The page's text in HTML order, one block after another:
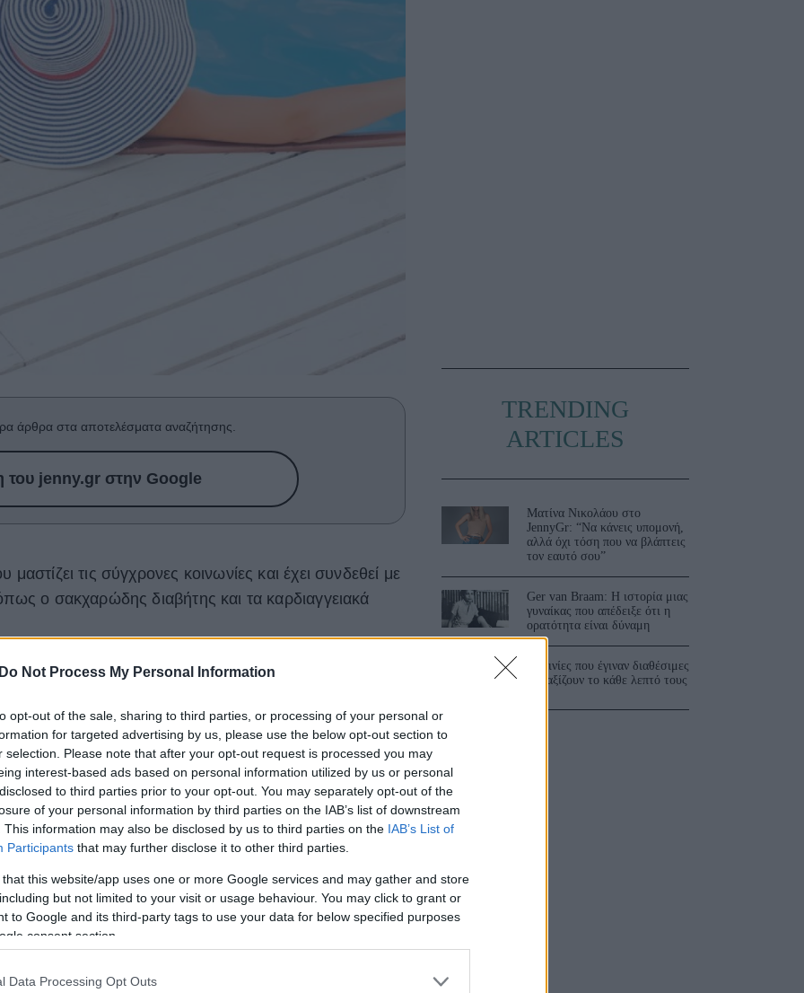
Do Not Process My Personal Information
opt-out of the sale, sharing to third parties, or processing of your personal or
for targeted advertising by us, please use the below opt-out section to
selection. Please note that after your opt-out request is processed you may
interest-based ads based on personal information utilized by us or personal
to third parties prior to your opt-out. You may separately opt-out of the
of your personal information by third parties on the IAB’s list of downstream
This information may also be disclosed by us to third parties on the IAB’s List of
Participants that may further disclose it to other third parties.
that this website/app uses one or more Google services and may gather and store
but not limited to your visit or usage behaviour. You may click to grant or
to Google and its third-party tags to use your data for below specified purposes
consent section.
Data Processing Opt Outs
άρθρα στα αποτελέσματα αναζήτησης.
του jenny.gr στην Google
τις σύγχρονες κοινωνίες και έχει συνδεθεί με
ο σακχαρώδης διαβήτης και τα καρδιαγγειακά
για να βρεθούν οι κατάλληλες μέθοδοι για την
της παχυσαρκίας. Στο πλαίσιο αυτής της
καινούρια διατροφικά προγράμματα. Κάποια
με τις συστάσεις του ΠΟΥ και συνεπώς
TRENDING
ARTICLES
Ματίνα Νικολάου στο
JennyGr: “Να κάνεις υπομονή,
αλλά όχι τόση που να βλάπτεις
τον εαυτό σου”
Ger van Braam: Η ιστορία μιας
γυναίκας που απέδειξε ότι η
ορατότητα είναι δύναμη
3 ταινίες που έγιναν διαθέσιμες
και αξίζουν το κάθε λεπτό τους